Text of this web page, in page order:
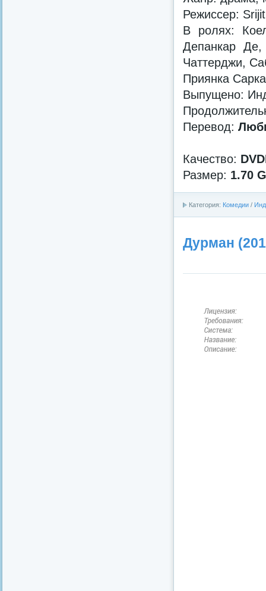
Режиссер:
В ролях:
Депанкар
Чаттерджи,
Приянка
Выпущено:
Перевод:
Качество:
Размер: 1.70
Категория: Комедии /
Дурман